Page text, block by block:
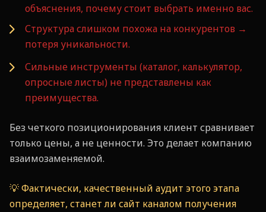
объяснения, почему стоит выбрать именно вас.
Структура слишком похожа на конкурентов →
потеря уникальности.
Сильные инструменты (каталог, калькулятор,
опросные листы) не представлены как
преимущества.
Без четкого позиционирования клиент сравнивает
только цены, а не ценности. Это делает компанию
взаимозаменяемой.
💡 Фактически, качественный аудит этого этапа
определяет, станет ли сайт каналом получения